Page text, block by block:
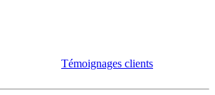
Témoignages clients